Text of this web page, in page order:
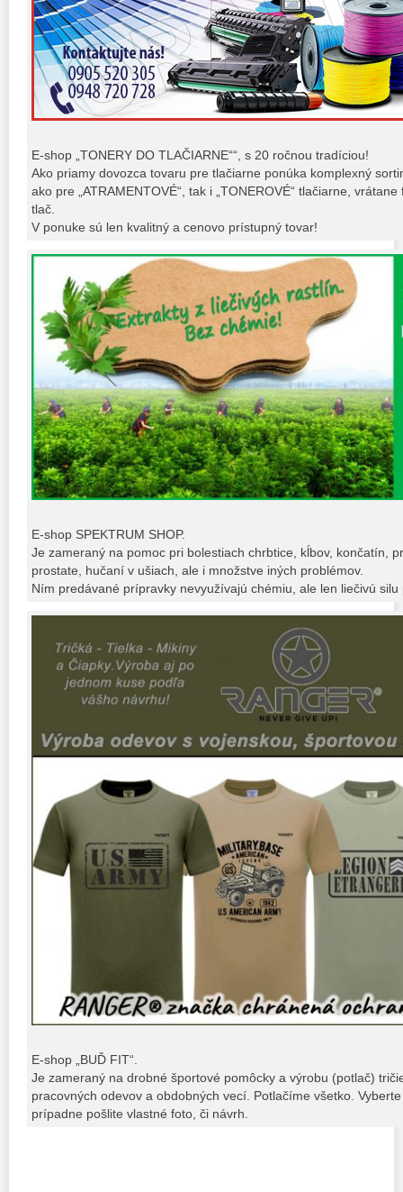
E-shop „TONERY DO TLAČIARNE““, s 20 ročnou tradíciou!
Ako priamy dovozca tovaru pre tlačiarne ponúka komplexný
ako pre „ATRAMENTOVÉ“, tak i „TONEROVÉ“ tlačiarne,
tlač.
V ponuke sú len kvalitný a cenovo prístupný tovar!
E-shop SPEKTRUM SHOP.
Je zameraný na pomoc pri bolestiach chrbtice, kĺbov, končatín,
prostate, hučaní v ušiach, ale i množstve iných problémov.
Ním predávané prípravky nevyužívajú chémiu, ale len liečivú
E-shop „BUĎ FIT“.
Je zameraný na drobné športové pomôcky a výrobu (potlač)
pracovných odevov a obdobných vecí. Potlačíme všetko.
prípadne pošlite vlastné foto, či návrh.